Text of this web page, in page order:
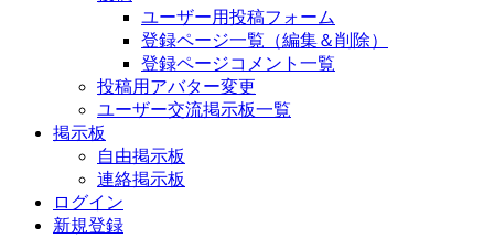
ユーザー用投稿フォーム
登録ページ一覧（編集＆削除）
登録ページコメント一覧
投稿用アバター変更
ユーザー交流掲示板一覧
掲示板
自由掲示板
連絡掲示板
ログイン
新規登録